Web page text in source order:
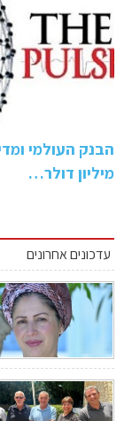
מיליון דולר…
עדכונים אחרונים